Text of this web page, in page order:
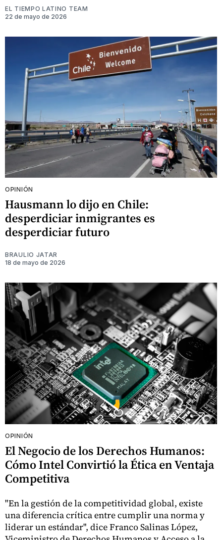
EL TIEMPO LATINO TEAM
22 de mayo de 2026
OPINIÓN
Hausmann lo dijo en Chile:
desperdiciar inmigrantes es
desperdiciar futuro
BRAULIO JATAR
18 de mayo de 2026
OPINIÓN
El Negocio de los Derechos Humanos:
Cómo Intel Convirtió la Ética en Ventaja
Competitiva
"En la gestión de la competitividad global, existe
una diferencia crítica entre cumplir una norma y
liderar un estándar", dice Franco Salinas López,